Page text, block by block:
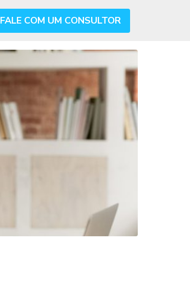
FALE COM UM CONSULTOR